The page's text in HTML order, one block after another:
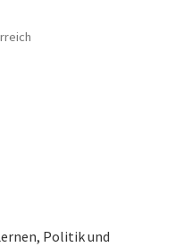
Politik und